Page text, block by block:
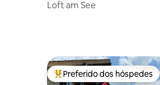
Loft am See
Entre os melhores
Preferido dos hóspedes